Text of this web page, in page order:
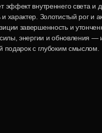
эффект внутреннего света и
характер. Золотистый рог и
завершенность и
энергии и обновления —
подарок с глубоким смыслом.